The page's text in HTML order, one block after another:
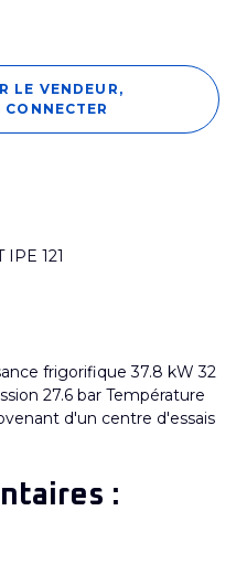
LE VENDEUR,
121
frigorifique 37.8 kW 32
27.6 bar Température
d'un centre d'essais
: